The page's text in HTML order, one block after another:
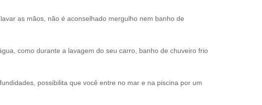
as mãos, não é aconselhado mergulho nem banho de
como durante a lavagem do seu carro, banho de chuveiro frio
possibilita que você entre no mar e na piscina por um